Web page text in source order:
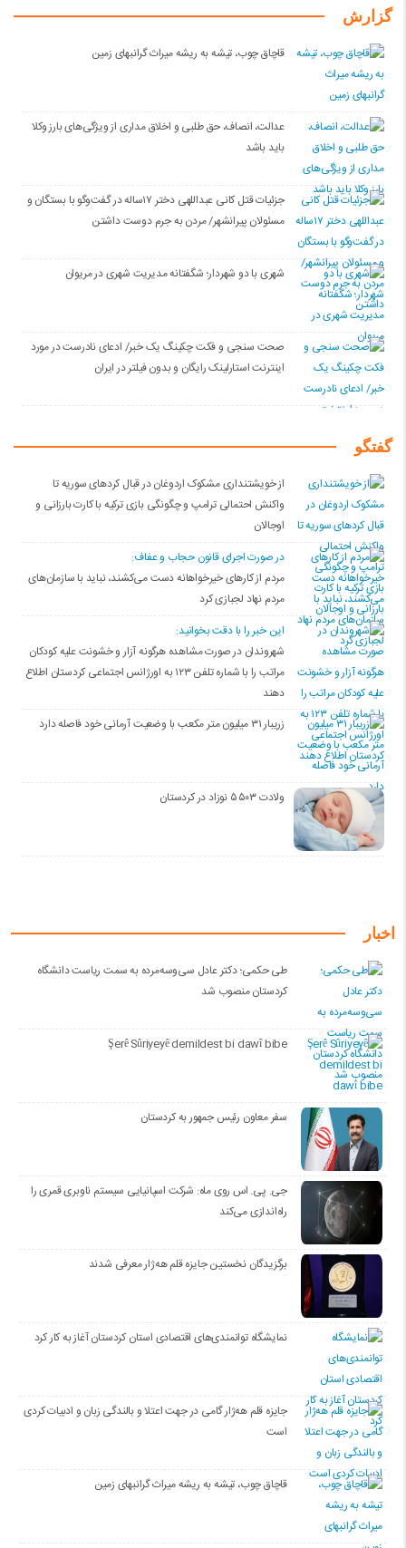
گزارش
قاچاق چوب، تیشه به ریشه میراث گرانبهای زمین
عدالت، انصاف، حق طلبی و اخلاق مداری از ویژگی‌های بارز وکلا
باید باشد
جزئیات قتل کانی عبداللهی دختر ۱۷ساله در گفت‌وگو با بستگان و
مسئولان پیرانشهر/ مردن به جرم دوست داشتن
شهری با دو شهردار؛ شگفتانه مدیریت شهری در مریوان
صحت سنجی و فکت چکینگ یک خبر/ ادعای نادرست در مورد
اینترنت استارلینک رایگان و بدون فیلتر در ایران
گفتگو
از خویشتنداری مشکوک اردوغان در قبال کردهای سوریه تا
واکنش احتمالی ترامپ و چگونگی بازی ترکیه با کارت بارزانی و
اوجالان
در صورت اجرای قانون حجاب و عفاف:
مردم از کارهای خیرخواهانه دست می‌کشند، نباید با سازمان‌های
مردم نهاد لجبازی کرد
این خبر را با دقت بخوانید:
شهروندان در صورت مشاهده هرگونه آزار و خشونت علیه کودکان
مراتب را با شماره تلفن ۱۲۳ به اورژانس اجتماعی کردستان اطلاع
دهند
زریبار ۳۱ میلیون متر مکعب با وضعیت آرمانی خود فاصله دارد
ولادت ۵۵۰۳ نوزاد در کردستان
اخبار
طی حکمی؛ دکتر عادل سی‌وسه‌مرده به سمت ریاست دانشگاه
کردستان منصوب شد
Şerê Sûriyeyê demildest bi dawî bibe
سفر معاون رئیس جمهور به کردستان
جی. پی. اس روی ماه: شرکت اسپانیایی سیستم ناوبری قمری را
راه‌اندازی می‌کند
برگزیدگان نخستین جایزه قلم هه‌ژار معرفی شدند
نمایشگاه توانمندی‌های اقتصادی استان کردستان آغاز به کار کرد
جایزه قلم هه‌ژار گامی در جهت اعتلا و بالندگی زبان و ادبیات کردی
است
قاچاق چوب، تیشه به ریشه میراث گرانبهای زمین